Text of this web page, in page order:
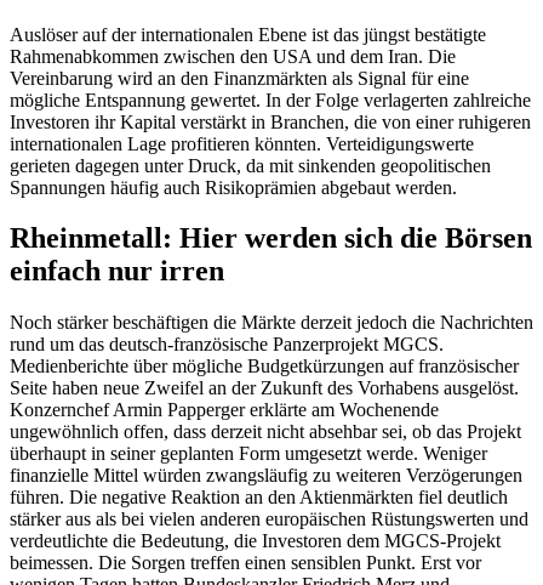
Auslöser auf der internationalen Ebene ist das jüngst bestätigte
Rahmenabkommen zwischen den USA und dem Iran. Die
Vereinbarung wird an den Finanzmärkten als Signal für eine
mögliche Entspannung gewertet. In der Folge verlagerten zahlreiche
Investoren ihr Kapital verstärkt in Branchen, die von einer ruhigeren
internationalen Lage profitieren könnten. Verteidigungswerte
gerieten dagegen unter Druck, da mit sinkenden geopolitischen
Spannungen häufig auch Risikoprämien abgebaut werden.
Rheinmetall: Hier werden sich die Börsen
einfach nur irren
Noch stärker beschäftigen die Märkte derzeit jedoch die Nachrichten
rund um das deutsch-französische Panzerprojekt MGCS.
Medienberichte über mögliche Budgetkürzungen auf französischer
Seite haben neue Zweifel an der Zukunft des Vorhabens ausgelöst.
Konzernchef Armin Papperger erklärte am Wochenende
ungewöhnlich offen, dass derzeit nicht absehbar sei, ob das Projekt
überhaupt in seiner geplanten Form umgesetzt werde. Weniger
finanzielle Mittel würden zwangsläufig zu weiteren Verzögerungen
führen. Die negative Reaktion an den Aktienmärkten fiel deutlich
stärker aus als bei vielen anderen europäischen Rüstungswerten und
verdeutlichte die Bedeutung, die Investoren dem MGCS-Projekt
beimessen. Die Sorgen treffen einen sensiblen Punkt. Erst vor